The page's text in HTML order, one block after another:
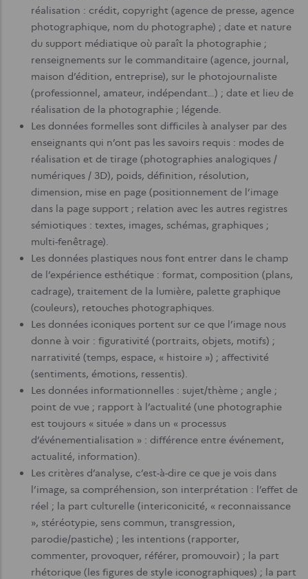
réalisation : crédit, copyright (agence de presse, agence
photographique, nom du photographe) ; date et nature
du support médiatique où paraît la photographie ;
renseignements sur le commanditaire (agence, journal,
maison d’édition, entreprise), sur le photojournaliste
(professionnel, amateur, indépendant…) ; date et lieu de
réalisation de la photographie ; légende.
Les données formelles sont difficiles à analyser par des
enseignants qui n’ont pas les savoirs requis : modes de
réalisation et de tirage (photographies analogiques /
numériques / 3D), poids, définition, résolution,
dimension, mise en page (positionnement de l’image
dans la page support ; relation avec les autres registres
sémiotiques : textes, images, schémas, graphiques ;
multi-fenêtrage).
Les données plastiques nous font entrer dans le champ
de l’expérience esthétique : format, composition (plans,
cadrage), traitement de la lumière, palette graphique
(couleurs), retouches photographiques.
Les données iconiques portent sur ce que l’image nous
donne à voir : figurativité (portraits, objets, motifs) ;
narrativité (temps, espace, « histoire ») ; affectivité
(sentiments, émotions, ressentis).
Les données informationnelles : sujet/thème ; angle ;
point de vue ; rapport à l’actualité (une photographie
est toujours « située » dans un « processus
d’événementialisation » : différence entre événement,
actualité, information).
Les critères d’analyse, c’est-à-dire ce que je vois dans
l’image, sa compréhension, son interprétation : l’effet de
réel ; la part culturelle (intericonicité, « reconnaissance
», stéréotypie, sens commun, transgression,
parodie/pastiche) ; les intentions (rapporter,
commenter, provoquer, référer, promouvoir) ; la part
rhétorique (les figures de style iconographiques) ; la part